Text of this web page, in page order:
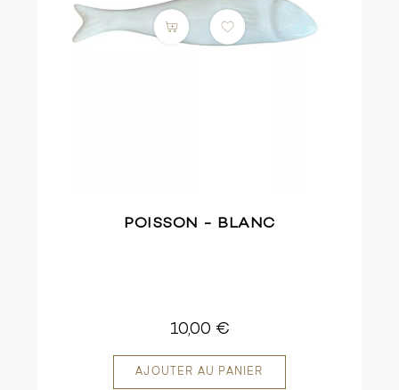
POISSON - BLANC
10,00 €